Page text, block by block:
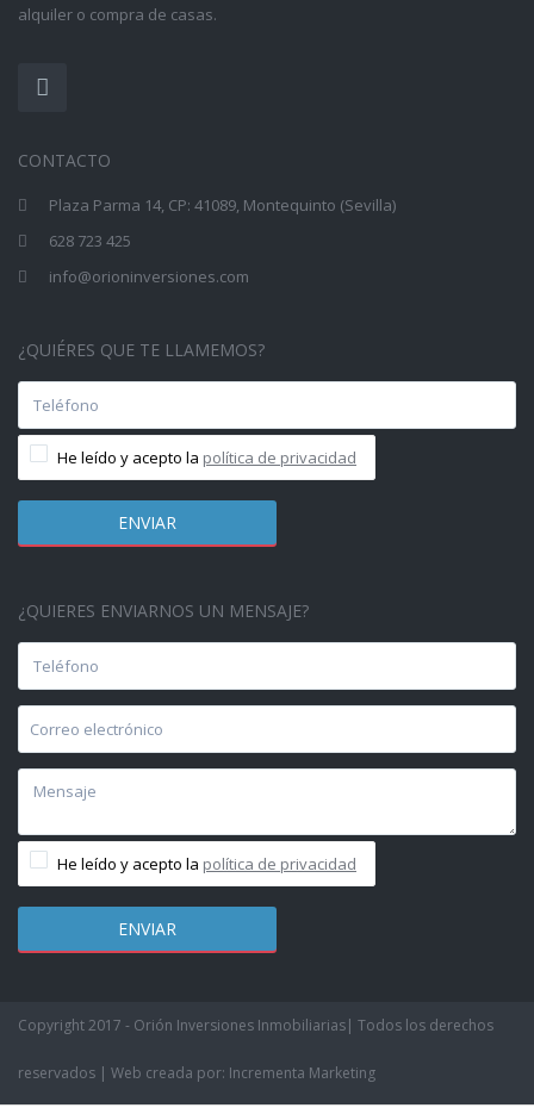
alquiler o compra de casas.
CONTACTO
Plaza Parma 14, CP: 41089, Montequinto (Sevilla)
628 723 425
info@orioninversiones.com
¿QUIÉRES QUE TE LLAMEMOS?
He leído y acepto la política de privacidad
¿QUIERES ENVIARNOS UN MENSAJE?
He leído y acepto la política de privacidad
Copyright 2017 - Orión Inversiones Inmobiliarias| Todos los derechos
reservados | Web creada por: Incrementa Marketing